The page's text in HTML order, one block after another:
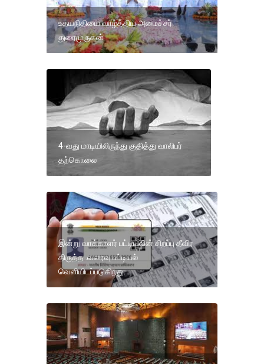
உதயநிதியை வாழ்த்திய அமைச்சர்
துரைமுருகன்
4-வது மாடியிலிருந்து குதித்து வாலிபர்
தற்கொலை
இன்று வாக்காளர் பட்டியலின் சிறப்பு தீவிர
திருத்த .வரைவு பட்டியல்
வெளியிடப்படுகிறது.